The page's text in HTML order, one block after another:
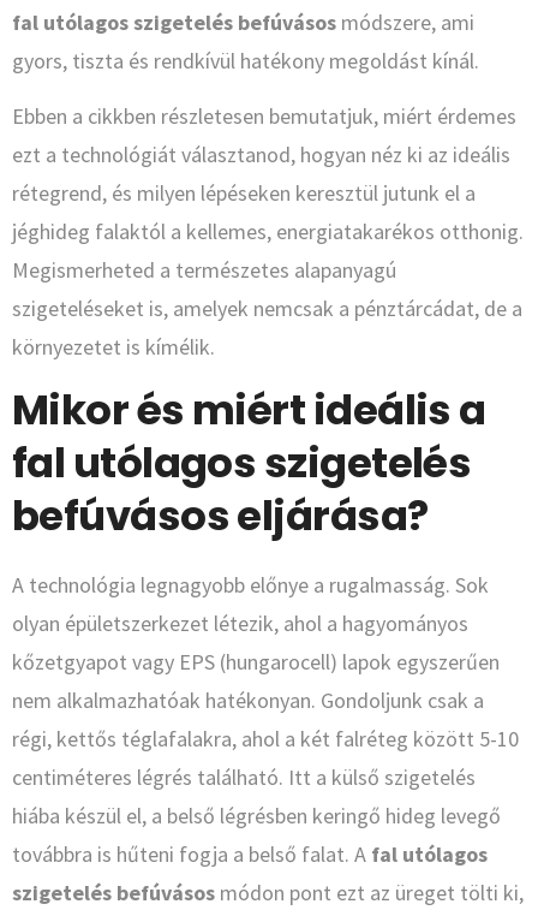
fal utólagos szigetelés befúvásos módszere, ami
gyors, tiszta és rendkívül hatékony megoldást kínál.
Ebben a cikkben részletesen bemutatjuk, miért érdemes
ezt a technológiát választanod, hogyan néz ki az ideális
rétegrend, és milyen lépéseken keresztül jutunk el a
jéghideg falaktól a kellemes, energiatakarékos otthonig.
Megismerheted a természetes alapanyagú
szigeteléseket is, amelyek nemcsak a pénztárcádat, de a
környezetet is kímélik.
Mikor és miért ideális a
fal utólagos szigetelés
befúvásos eljárása?
A technológia legnagyobb előnye a rugalmasság. Sok
olyan épületszerkezet létezik, ahol a hagyományos
kőzetgyapot vagy EPS (hungarocell) lapok egyszerűen
nem alkalmazhatóak hatékonyan. Gondoljunk csak a
régi, kettős téglafalakra, ahol a két falréteg között 5-10
centiméteres légrés található. Itt a külső szigetelés
hiába készül el, a belső légrésben keringő hideg levegő
továbbra is hűteni fogja a belső falat. A fal utólagos
szigetelés befúvásos módon pont ezt az üreget tölti ki,